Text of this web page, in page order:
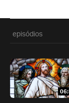
episódios